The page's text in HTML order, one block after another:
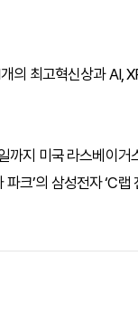
최고혁신상과 AI,
지 미국 라스베이
크’의 삼성전자 ‘C랩